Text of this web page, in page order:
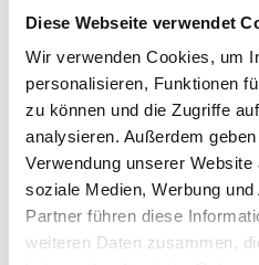
Diese Webseite verwendet
Wir verwenden Cookies, um
personalisieren, Funktionen
zu können und die Zugriffe
analysieren. Außerdem
Verwendung unserer
soziale Medien, Werbung
Partner führen diese
weiteren Daten zusammen,